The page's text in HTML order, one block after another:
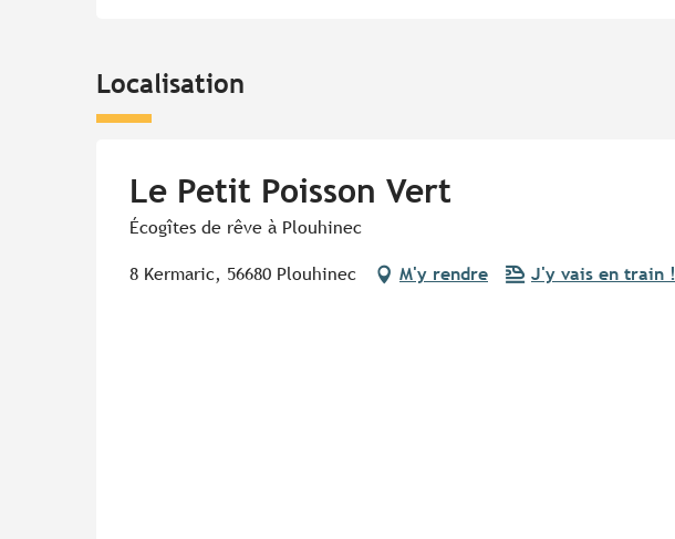
Localisation
Le Petit Poisson Vert
Écogîtes de rêve à Plouhinec
8 Kermaric, 56680 Plouhinec M'y rendre J'y vais en train !